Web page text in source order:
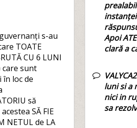
s-au
TOATE
CU 6 LUNI
care sunt
în loc de
să
SĂ FIE
NETUL de LA
Apoi
clară a
luni si a
nici in
sa